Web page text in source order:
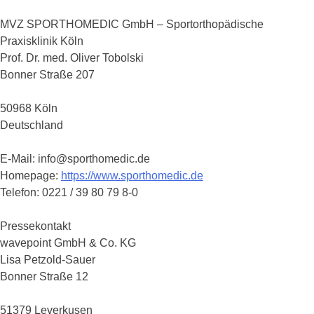
MVZ SPORTHOMEDIC GmbH – Sportorthopädische
Praxisklinik Köln
Prof. Dr. med. Oliver Tobolski
Bonner Straße 207
50968 Köln
Deutschland
E-Mail: info@sporthomedic.de
Homepage: https://www.sporthomedic.de
Telefon: 0221 / 39 80 79 8-0
Pressekontakt
wavepoint GmbH & Co. KG
Lisa Petzold-Sauer
Bonner Straße 12
51379 Leverkusen